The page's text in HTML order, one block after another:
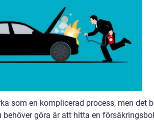
som en komplicerad process, men det
behöver göra är att hitta en